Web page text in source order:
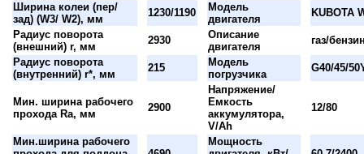
Ширина колеи (пер/
зад) (W3/ W2), мм
1230/1190
Модель
двигателя
KUBOTA
Радиус поворота
(внешний) r, мм
2930
Описание
двигателя
газ/
Радиус поворота
(внутренний) r*, мм
215
Модель
погрузчика
G40/45/
Мин. ширина рабочего
прохода Ra, мм
2900
Напряжение/
Емкость
аккумулятора,
V/Ah
12/80
Мин.ширина рабочего
Мощность